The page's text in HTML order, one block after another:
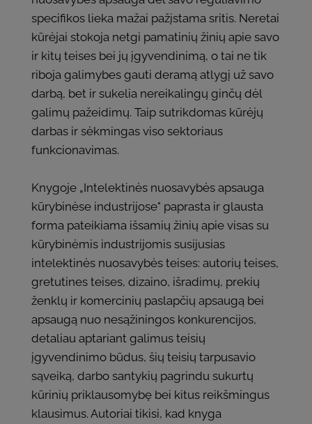
specifikos lieka mažai pažįstama sritis. Neretai
kūrėjai stokoja netgi pamatinių žinių apie savo
ir kitų teises bei jų įgyvendinimą, o tai ne tik
riboja galimybes gauti deramą atlygį už savo
darbą, bet ir sukelia nereikalingų ginčų dėl
galimų pažeidimų. Taip sutrikdomas kūrėjų
darbas ir sėkmingas viso sektoriaus
funkcionavimas.
Knygoje „Intelektinės nuosavybės apsauga
kūrybinėse industrijose" paprasta ir glausta
forma pateikiama išsamių žinių apie visas su
kūrybinėmis industrijomis susijusias
intelektinės nuosavybės teises: autorių teises,
gretutines teises, dizaino, išradimų, prekių
ženklų ir komercinių paslapčių apsaugą bei
apsaugą nuo nesąžiningos konkurencijos,
detaliau aptariant galimus teisių
įgyvendinimo būdus, šių teisių tarpusavio
sąveiką, darbo santykių pagrindu sukurtų
kūrinių priklausomybę bei kitus reikšmingus
klausimus. Autoriai tikisi, kad knyga